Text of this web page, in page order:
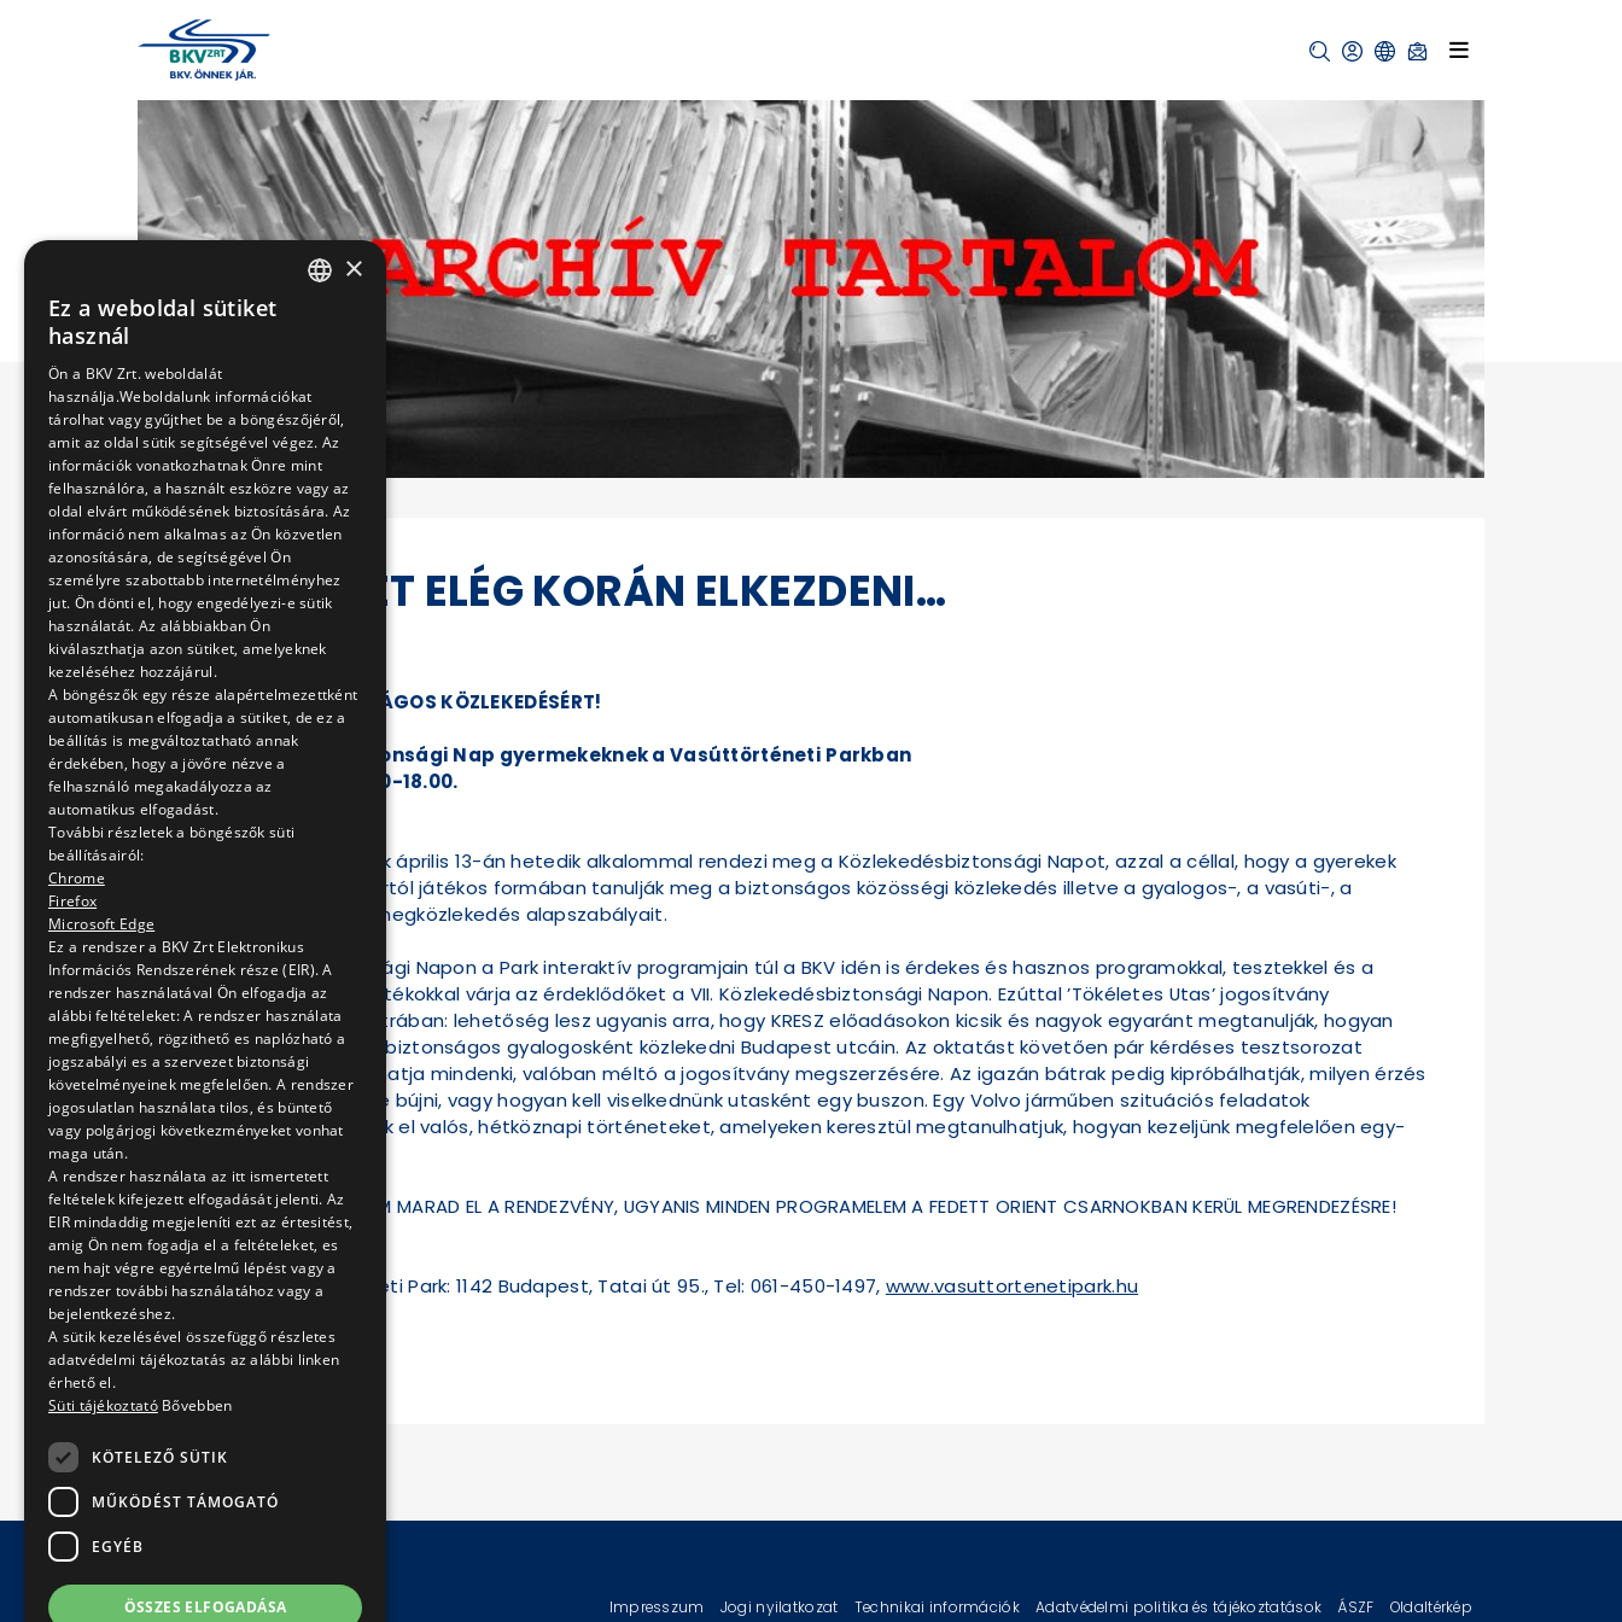
NEM LEHET ELÉG KORÁN ELKEZDENI…
2013-04-12 12:50:48
EGY NAP A BIZTONSÁGOS KÖZLEKEDÉSÉRT!
VII. Közlekedésbiztonsági Nap gyermekeknek a Vasúttörténeti Parkban
2013. április 13. 10:00-18.00.
A Vasúttörténeti Park április 13-án hetedik alkalommal rendezi meg a Közlekedésbiztonsági Napot, azzal a céllal, hogy a gyerekek
már egészen kicsi kortól játékos formában tanulják meg a biztonságos közösségi közlekedés illetve a gyalogos-, a vasúti-, a
kerékpáros- és a tömegközlekedés alapszabályait.
A Közlekedésbiztonsági Napon a Park interaktív programjain túl a BKV idén is érdekes és hasznos programokkal, tesztekkel és a
közlekedést érintő játékokkal várja az érdeklődőket a VII. Közlekedésbiztonsági Napon. Ezúttal ’Tökéletes Utas’ jogosítvány
szerezhető a BKV sátrában: lehetőség lesz ugyanis arra, hogy KRESZ előadásokon kicsik és nagyok egyaránt megtanulják, hogyan
szabad, érdemes és biztonságos gyalogosként közlekedni Budapest utcáin. Az oktatást követően pár kérdéses tesztsorozat
kitöltésével bizonyíthatja mindenki, valóban méltó a jogosítvány megszerzésére. Az igazán bátrak pedig kipróbálhatják, milyen érzés
a buszvezető bőrébe bújni, vagy hogyan kell viselkednünk utasként egy buszon. Egy Volvo járműben szituációs feladatok
segítségével játszunk el valós, hétköznapi történeteket, amelyeken keresztül megtanulhatjuk, hogyan kezeljünk megfelelően egy-
ROSSZ IDŐ ESETÉN SEM MARAD EL A RENDEZVÉNY, UGYANIS MINDEN PROGRAMELEM A FEDETT ORIENT CSARNOKBAN KERÜL MEGRENDEZÉSRE!
Elérhetőség:
Magyar Vasúttörténeti Park: 1142 Budapest, Tatai út 95., Tel: 061-450-1497, www.vasuttortenetipark.hu
© Copyright 2026 BKV Zrt. Impresszum Jogi nyilatkozat Technikai információk Adatvédelmi politika és tájékoztatások ÁSZF Oldaltérkép
×
Ez a weboldal sütiket
használ
Ön a BKV Zrt. weboldalát
használja.Weboldalunk információkat
tárolhat vagy gyűjthet be a böngészőjéről,
amit az oldal sütik segítségével végez. Az
információk vonatkozhatnak Önre mint
felhasználóra, a használt eszközre vagy az
oldal elvárt működésének biztosítására. Az
információ nem alkalmas az Ön közvetlen
azonosítására, de segítségével Ön
személyre szabottabb internetélményhez
jut. Ön dönti el, hogy engedélyezi-e sütik
használatát. Az alábbiakban Ön
kiválaszthatja azon sütiket, amelyeknek
kezeléséhez hozzájárul.
A böngészők egy része alapértelmezettként
automatikusan elfogadja a sütiket, de ez a
beállítás is megváltoztatható annak
érdekében, hogy a jövőre nézve a
felhasználó megakadályozza az
automatikus elfogadást.
További részletek a böngészők süti
beállításairól:
Chrome
Firefox
Microsoft Edge
Ez a rendszer a BKV Zrt Elektronikus
Információs Rendszerének része (EIR). A
rendszer használatával Ön elfogadja az
alábbi feltételeket: A rendszer használata
megfigyelhető, rögzithető es naplózható a
jogszabályi es a szervezet biztonsági
követelményeinek megfelelően. A rendszer
jogosulatlan használata tilos, és büntető
vagy polgárjogi következményeket vonhat
maga után.
A rendszer használata az itt ismertetett
feltételek kifejezett elfogadását jelenti. Az
EIR mindaddig megjeleníti ezt az értesitést,
amig Ön nem fogadja el a feltételeket, es
nem hajt végre egyértelmű lépést vagy a
rendszer további használatához vagy a
bejelentkezéshez.
A sütik kezelésével összefüggő részletes
adatvédelmi tájékoztatás az alábbi linken
érhető el.
Süti tájékoztató Bővebben
KÖTELEZŐ SÜTIK
MŰKÖDÉST TÁMOGATÓ
EGYÉB
ÖSSZES ELFOGADÁSA